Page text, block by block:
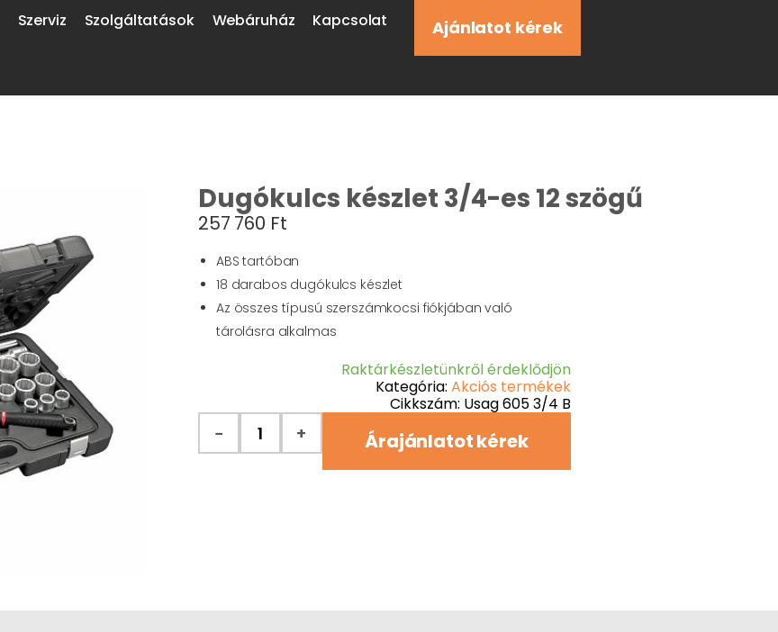
Szerviz Szolgáltatások Webáruház Kapcsolat Ajánlatot kérek
Dugókulcs készlet 3/4-es 12 szögű
257 760 Ft
ABS tartóban
18 darabos dugókulcs készlet
Az összes típusú szerszámkocsi fiókjában való
tárolásra alkalmas
Raktárkészletünkről érdeklődjön
Kategória: Akciós termékek
Cikkszám: Usag 605 3/4 B
− + Árajánlatot kérek